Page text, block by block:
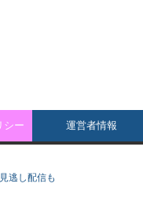
シー 運営者情報
逃し配信も